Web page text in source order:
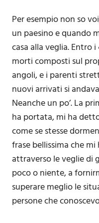
Per esempio non so
un paesino e quando
casa alla veglia. Entro
morti composti sul
angoli, e i parenti
nuovi arrivati si
Neanche un po’. La
ha portata, mi ha
come se stesse
frase bellissima che
attraverso le veglie di
poco o niente, a
superare meglio le
persone che